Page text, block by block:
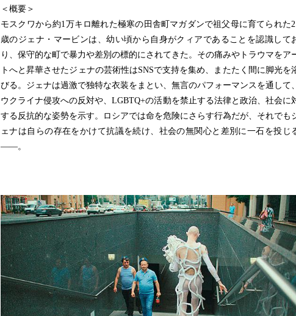
＜概要＞
モスクワから約1万キロ離れた極寒の田舎町マガダンで祖父母に育てられた
歳のジェナ・マービンは、幼い頃から自身がクィアであることを認識して
り、保守的な町で暴力や差別の標的にされてきた。その痛みやトラウマをア
トへと昇華させたジェナの芸術性はSNSで支持を集め、またたく間に脚光を
びる。ジェナは過激で独特な衣装をまとい、無言のパフォーマンスを通して、
ウクライナ侵攻への反対や、LGBTQ+の活動を禁止する法律と政治、社会に
する反抗的な姿勢を示す。ロシアでは命を危険にさらす行為だが、それでも
ェナは自らの存在をかけて抗議を続け、社会の無関心と差別に一石を投じ
――。